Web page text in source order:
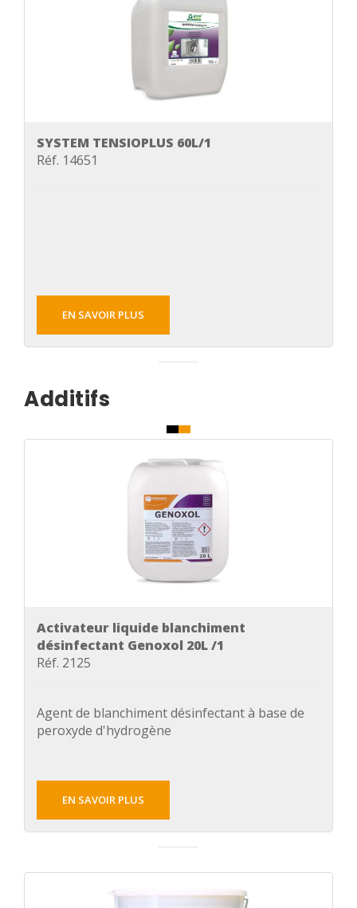
SYSTEM TENSIOPLUS 60L/1
Réf. 14651
EN SAVOIR PLUS
Additifs
Activateur liquide blanchiment
désinfectant Genoxol 20L /1
Réf. 2125
Agent de blanchiment désinfectant à base de
peroxyde d'hydrogène
EN SAVOIR PLUS